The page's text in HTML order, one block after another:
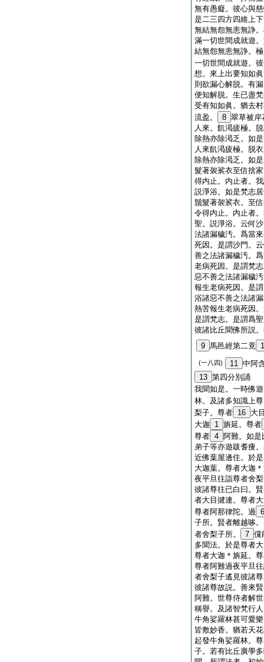
無有愚癡。彼心與
是二三四方四維上
無結無怨無恚無諍
滿一切世間成就遊
結無怨無恚無諍。
一切世間成就遊。
想。來上出要知如
則欲漏心解脱。有
便知解脱。生已盡
受有知如眞。猶去
流盈。
8 翠草被岸
人來。飢渇疲極。
除熱亦除渇乏。如
人來飢渇疲極。脱
除熱亦除渇乏。如
髮著袈裟衣至信捨
得内止。内止者。
説淨浴。如是梵志
鬚髮著袈裟衣。至
令得内止。内止者
聖。説淨浴。云何
法諸漏穢汚。爲當
死因。是謂沙門。
善之法諸漏穢汚。
老病死因。是謂梵
惡不善之法諸漏穢
報生老病死因。是
浴諸惡不善之法諸
熱苦報生老病死因
是謂梵志。是謂爲
彼諸比丘聞佛所説
9 馬邑經第二竟
(一八四) 11 中阿
13 第四分別誦
我聞如是。一時佛
林。及諸多知識上
梨子。尊者 16 大
大迦
1 旃延。尊者
尊者 4 阿難。如是
弟子等亦遊跋耆痩
近佛葉屋邊住。於
大迦葉。尊者大迦
夜平旦往詣尊者舍
彼諸尊往已白曰。
者大目揵連。尊者
尊者阿那律陀。過 6
子所。賢者離越哆
者舍梨子所。
7 儻
多聞法。於是尊者
尊者大迦＊旃延。
尊者阿難過夜平旦
者舍梨子遙見彼諸
彼諸尊故説。善來
阿難。世尊侍者解
稱譽。及諸智梵行
牛角娑羅林甚可愛
皆敷妙香。猶若天
起發牛角娑羅林。
子。若有比丘廣學